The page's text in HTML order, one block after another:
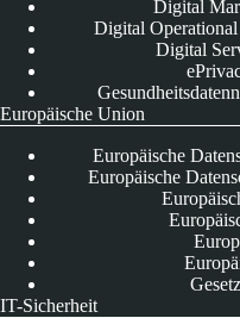
Digital
Digital
Digital
Europäische Union
Europäische
Europäische
IT-Sicherheit